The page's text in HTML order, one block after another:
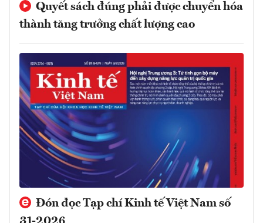
Quyết sách đúng phải được chuyển hóa
thành tăng trưởng chất lượng cao
Đón đọc Tạp chí Kinh tế Việt Nam số